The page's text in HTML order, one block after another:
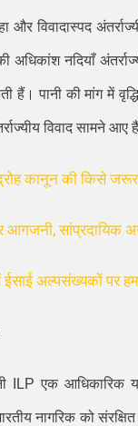
विवादास्पद
अधिकांश नदियाँ
हैं। पानी की मांग में
विवाद सामने आए
कानून की किसे
सांप्रदायिक
ईसाई अल्पसंख्यकों पर
ILPएक आधिकारिक
नागरिक को